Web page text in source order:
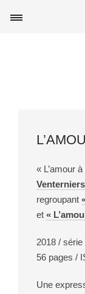
« L’amour
Venterniers
regroupant
et «
2018 /
56 pages /
Une